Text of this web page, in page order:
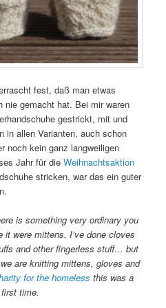
fest, daß man etwas
nie gemacht hat. Bei mir waren
gestrickt, mit und
in allen Varianten, auch schon
noch kein ganz langweiligen
Jahr für dieWeihnachtsaktion
stricken, war das ein guter
is something very ordinary you
were mittens. I’ve done cloves
and other fingerless stuff… but
are knitting mittens, gloves and
for the homeless this was a
time.